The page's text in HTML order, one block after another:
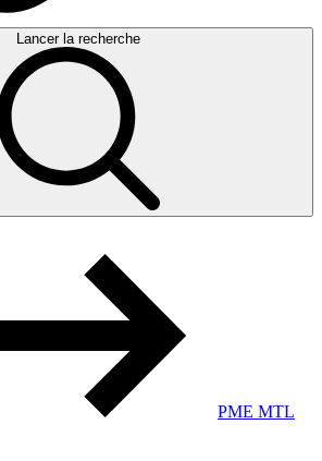
Lancer la recherche
PME MTL